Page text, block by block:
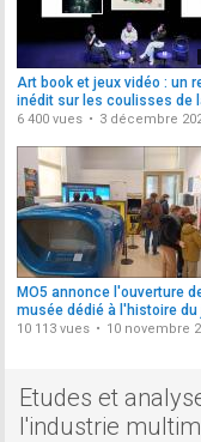
Art book et jeux vidéo : un
inédit sur les coulisses de
création
6 400 vues 3 décembre
MO5 annonce l'ouverture
musée dédié à l'histoire du
vidéo
10 113 vues 10 novembre
Etudes et
l'industrie